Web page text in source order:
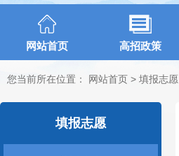
网站首页 高招政策
您当前所在位置： 网站首页 > 填报志愿
填报志愿